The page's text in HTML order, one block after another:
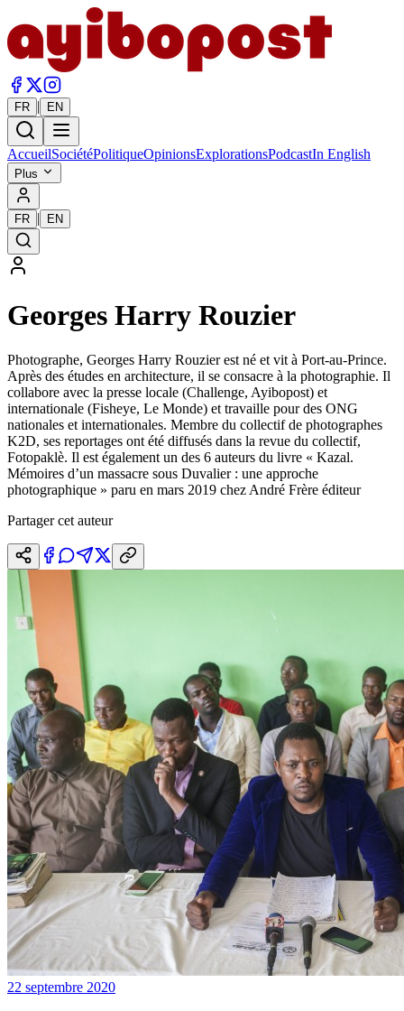
FR | EN
AccueilSociétéPolitiqueOpinionsExplorationsPodcastIn English
Plus
FR | EN
Georges Harry Rouzier
Photographe, Georges Harry Rouzier est né et vit à Port-au-Prince.
Après des études en architecture, il se consacre à la photographie. Il
collabore avec la presse locale (Challenge, Ayibopost) et
internationale (Fisheye, Le Monde) et travaille pour des ONG
nationales et internationales. Membre du collectif de photographes
K2D, ses reportages ont été diffusés dans la revue du collectif,
Fotopaklè. Il est également un des 6 auteurs du livre « Kazal.
Mémoires d’un massacre sous Duvalier : une approche
photographique » paru en mars 2019 chez André Frère éditeur
Partager cet auteur
22 septembre 2020